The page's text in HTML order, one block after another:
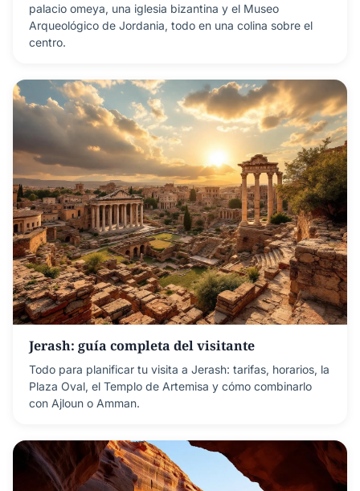
palacio omeya, una iglesia bizantina y el Museo
Arqueológico de Jordania, todo en una colina sobre el
centro.
Jerash: guía completa del visitante
Todo para planificar tu visita a Jerash: tarifas, horarios, la
Plaza Oval, el Templo de Artemisa y cómo combinarlo
con Ajloun o Amman.